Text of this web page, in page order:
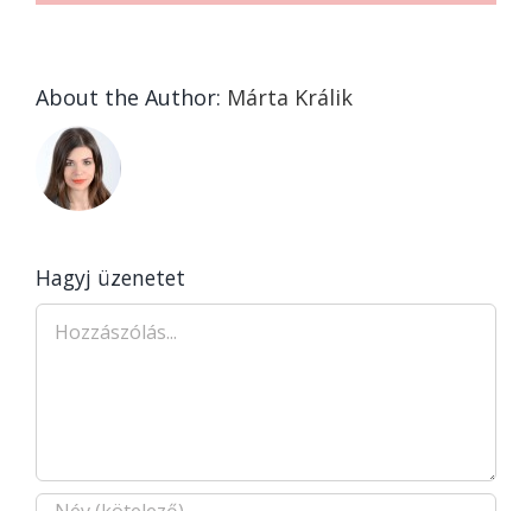
About the Author: Márta Králik
Hagyj üzenetet
Hozzászólás